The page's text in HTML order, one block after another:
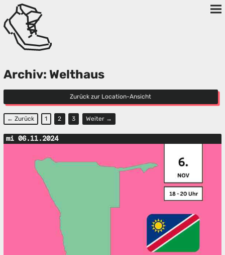
Archiv: Welthaus
Zurück zur Location-Ansicht
← Zurück 1 2 3 Weiter →
mi 06.11.2024